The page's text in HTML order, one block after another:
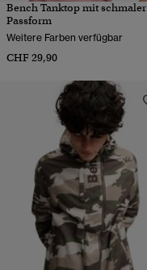
Bench Tanktop mit schmaler
Passform
Weitere Farben verfügbar
CHF 29,90